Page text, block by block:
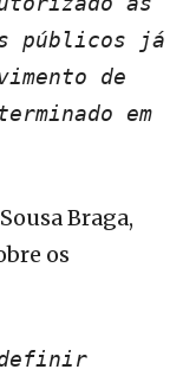
públicos já
de
em
Braga,
os
definir